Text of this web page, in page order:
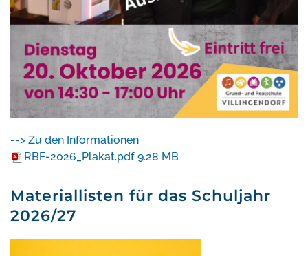
--> Zu den Informationen
RBF-2026_Plakat.pdf 9.28 MB
Materiallisten für das Schuljahr
2026/27